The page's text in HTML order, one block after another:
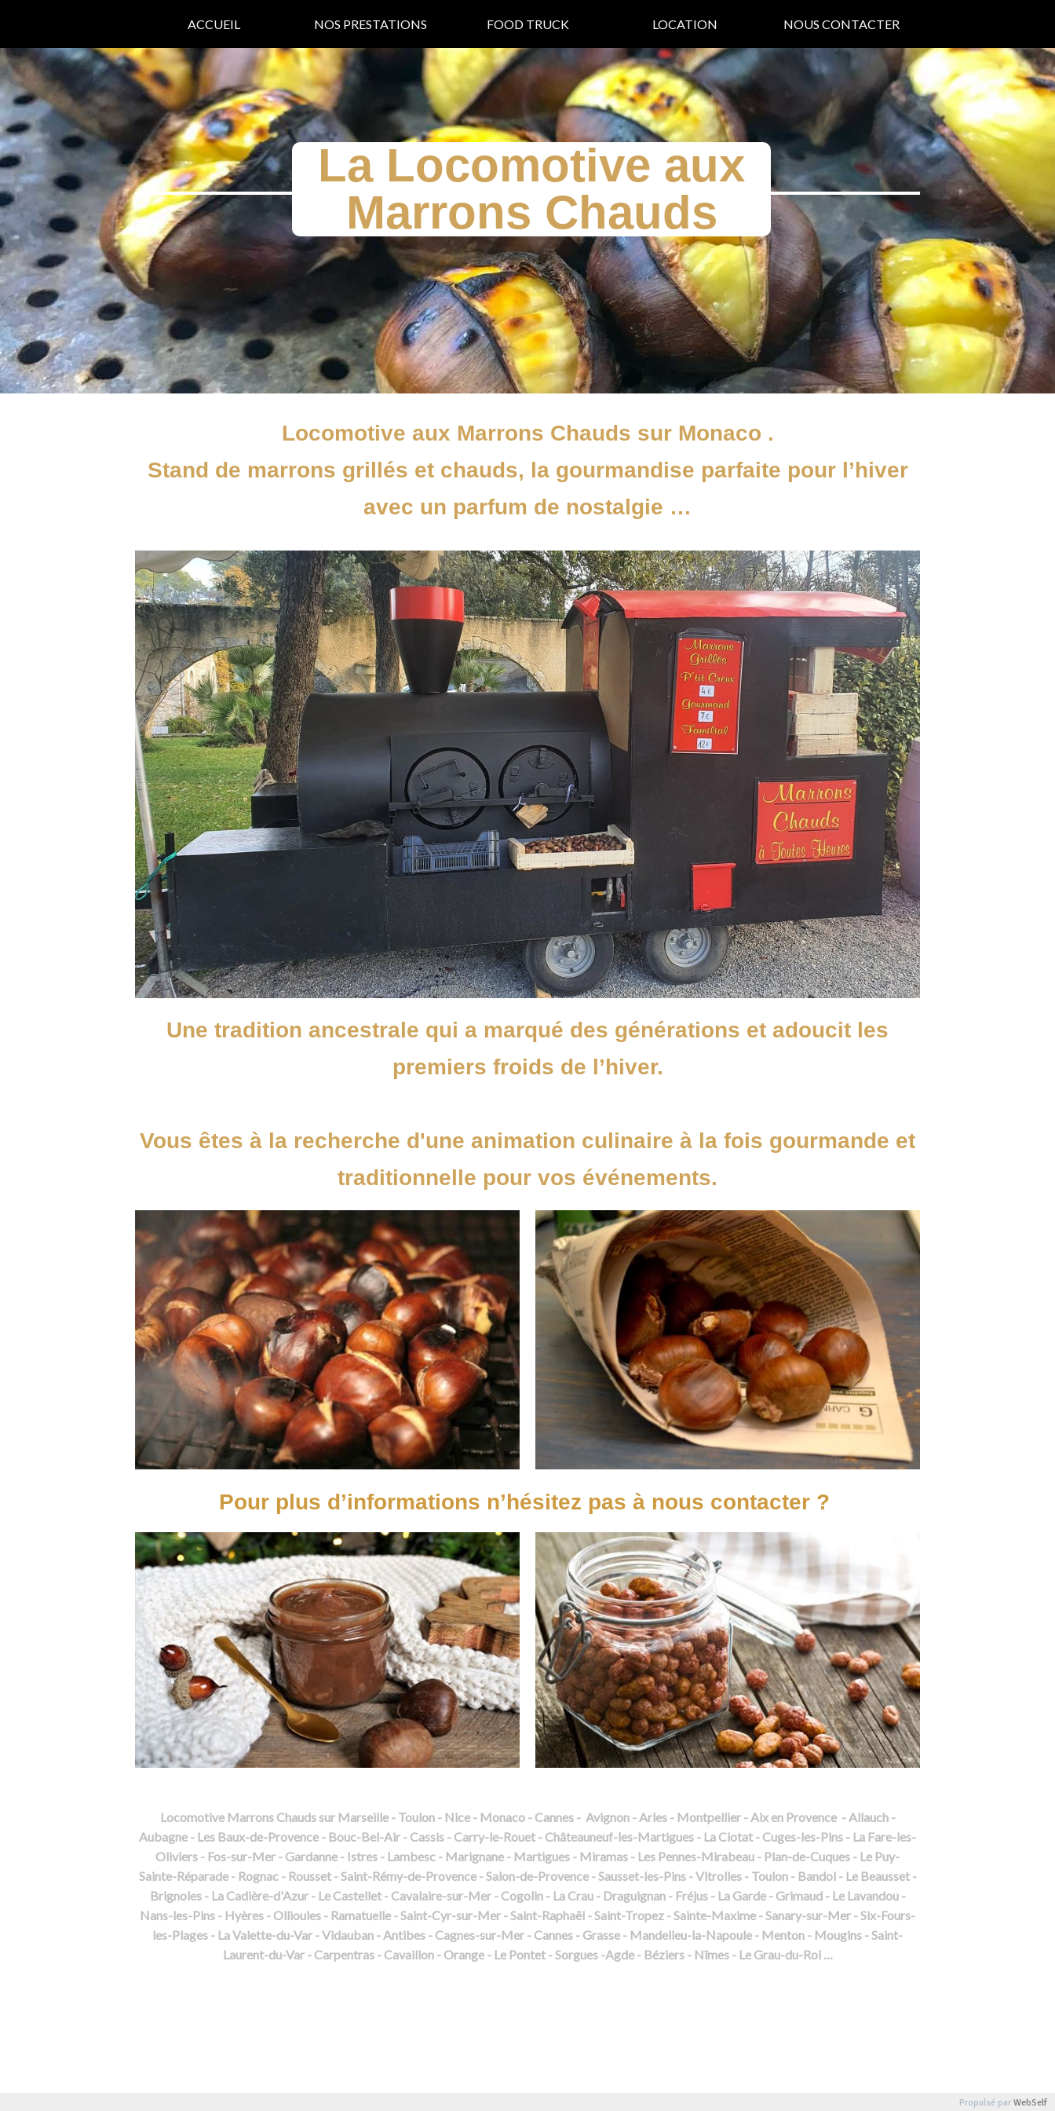
ACCUEIL NOS PRESTATIONS FOOD TRUCK LOCATION NOUS CONTACTER
La Locomotive aux
Marrons Chauds
Locomotive aux Marrons Chauds sur Monaco .
Stand de marrons grillés et chauds, la gourmandise parfaite pour l’hiver
avec un parfum de nostalgie …
Une tradition ancestrale qui a marqué des générations et adoucit les
premiers froids de l’hiver.
Vous êtes à la recherche d'une animation culinaire à la fois gourmande et
traditionnelle pour vos événements.
Pour plus d’informations n’hésitez pas à nous contacter ?
Locomotive Marrons Chauds sur Marseille - Toulon - Nice - Monaco - Cannes - Avignon - Arles - Montpellier - Aix en Provence - Allauch -
Aubagne - Les Baux-de-Provence - Bouc-Bel-Air - Cassis - Carry-le-Rouet - Châteauneuf-les-Martigues - La Ciotat - Cuges-les-Pins - La Fare-les-
Oliviers - Fos-sur-Mer - Gardanne - Istres - Lambesc - Marignane - Martigues - Miramas - Les Pennes-Mirabeau - Plan-de-Cuques - Le Puy-
Sainte-Réparade - Rognac - Rousset - Saint-Rémy-de-Provence - Salon-de-Provence - Sausset-les-Pins - Vitrolles - Toulon - Bandol - Le Beausset -
Brignoles - La Cadière-d'Azur - Le Castellet - Cavalaire-sur-Mer - Cogolin - La Crau - Draguignan - Fréjus - La Garde - Grimaud - Le Lavandou -
Nans-les-Pins - Hyères - Ollioules - Ramatuelle - Saint-Cyr-sur-Mer - Saint-Raphaël - Saint-Tropez - Sainte-Maxime - Sanary-sur-Mer - Six-Fours-
les-Plages - La Valette-du-Var - Vidauban - Antibes - Cagnes-sur-Mer - Cannes - Grasse - Mandelieu-la-Napoule - Menton - Mougins - Saint-
Laurent-du-Var - Carpentras - Cavaillon - Orange - Le Pontet - Sorgues -Agde - Béziers - Nîmes - Le Grau-du-Roi …
Propulsé par WebSelf